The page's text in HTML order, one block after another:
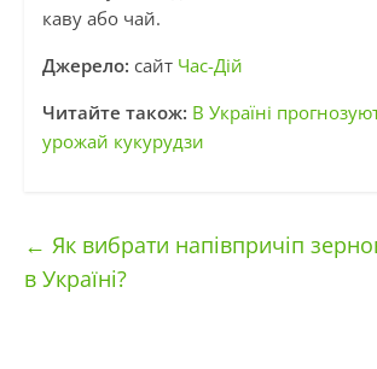
каву або чай.
Джерело: сайт Час-Дій
Читайте також: В Україні
урожай кукурудзи
← Як вибрати напівпричіп
в Україні?